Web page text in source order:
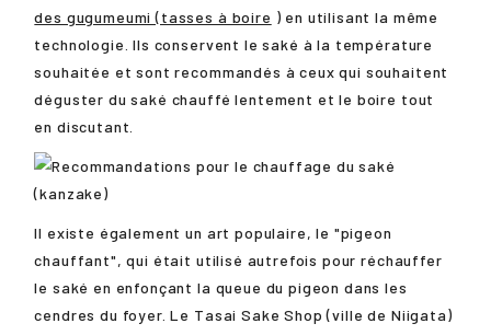
des gugumeumi (tasses à boire ) en utilisant la même
technologie. Ils conservent le saké à la température
souhaitée et sont recommandés à ceux qui souhaitent
déguster du saké chauffé lentement et le boire tout
en discutant.
Il existe également un art populaire, le "pigeon
chauffant", qui était utilisé autrefois pour réchauffer
le saké en enfonçant la queue du pigeon dans les
cendres du foyer. Le Tasai Sake Shop (ville de Niigata)